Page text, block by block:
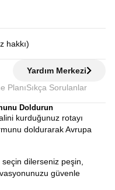
hakkı)
Yardım Merkezi
Planı Sıkça Sorulanlar
Doldurun
kurduğunuz rotayı
doldurarak Avrupa
dilerseniz peşin,
güvenle